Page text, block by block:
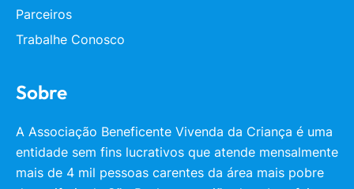
Parceiros
Trabalhe Conosco
Sobre
A Associação Beneficente Vivenda da Criança é uma
entidade sem fins lucrativos que atende mensalmente
mais de 4 mil pessoas carentes da área mais pobre